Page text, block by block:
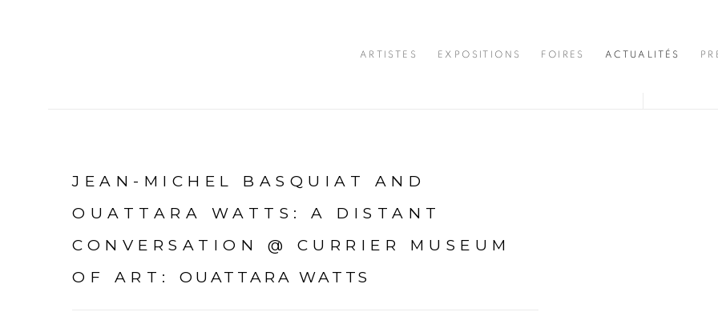
ARTISTES EXPOSITIONS FOIRES ACTUALITÉS
JEAN-MICHEL BASQUIAT AND
OUATTARA WATTS: A DISTANT
CONVERSATION @ CURRIER MUSEUM
OF ART : OUATTARA WATTS